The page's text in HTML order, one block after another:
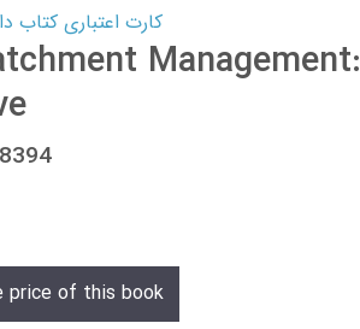
کارت اعتباری کتاب دانلود با 10,000,000 اعتبار
Management:
price of this book